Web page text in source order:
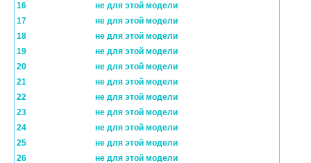
16
не для этой модели
17
не для этой модели
18
не для этой модели
19
не для этой модели
20
не для этой модели
21
не для этой модели
22
не для этой модели
23
не для этой модели
24
не для этой модели
25
не для этой модели
26
не для этой модели